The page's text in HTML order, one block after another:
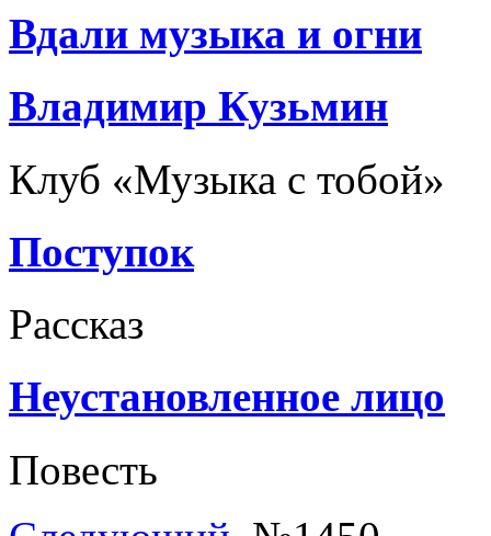
Вдали музыка и огни
Владимир Кузьмин
Клуб «Музыка с тобой»
Поступок
Рассказ
Неустановленное лицо
Повесть